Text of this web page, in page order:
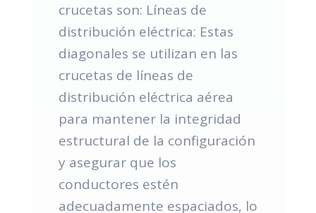
crucetas son: Líneas de
distribución eléctrica: Estas
diagonales se utilizan en las
crucetas de líneas de
distribución eléctrica aérea
para mantener la integridad
estructural de la configuración
y asegurar que los
conductores estén
adecuadamente espaciados, lo